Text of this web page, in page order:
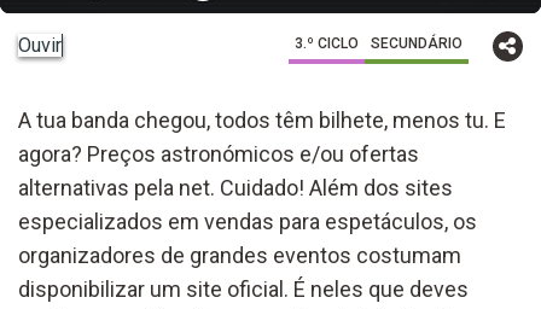
Ouvir 3.º CICLO SECUNDÁRIO
A tua banda chegou, todos têm bilhete, menos tu. E
agora? Preços astronómicos e/ou ofertas
alternativas pela net. Cuidado! Além dos sites
especializados em vendas para espetáculos, os
organizadores de grandes eventos costumam
disponibilizar um site oficial. É neles que deves